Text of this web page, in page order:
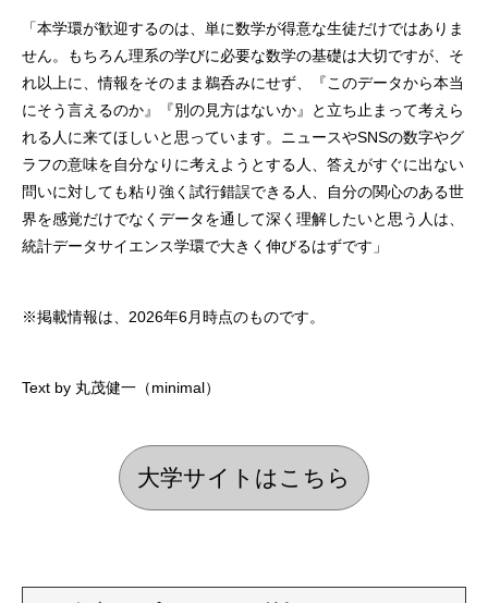
「本学環が歓迎するのは、単に数学が得意な⽣徒だけではありま
せん。もちろん理系の学びに必要な数学の基礎は⼤切ですが、そ
れ以上に、情報をそのまま鵜呑みにせず、『このデータから本当
にそう⾔えるのか』『別の⾒⽅はないか』と⽴ち⽌まって考えら
れる⼈に来てほしいと思っています。ニュースやSNSの数字やグ
ラフの意味を⾃分なりに考えようとする⼈、答えがすぐに出ない
問いに対しても粘り強く試⾏錯誤できる⼈、⾃分の関⼼のある世
界を感覚だけでなくデータを通して深く理解したいと思う⼈は、
統計データサイエンス学環で⼤きく伸びるはずです」
※掲載情報は、2026年6月時点のものです。
Text by 丸茂健一（minimal）
大学サイトはこちら